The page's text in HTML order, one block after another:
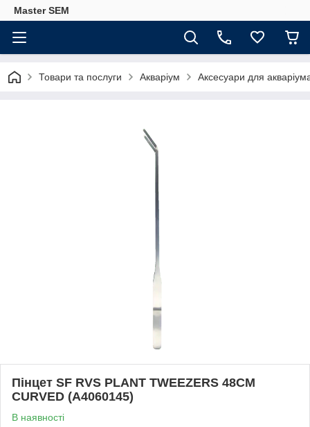
Master SEM
Товари та послуги Акваріум Аксесуари для
Пінцет SF RVS PLANT TWEEZERS 48CM
CURVED (A4060145)
В наявності